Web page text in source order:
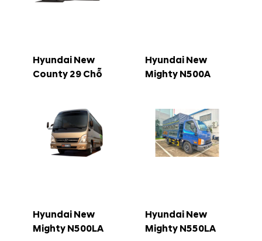
Hyundai New
County 29 Chỗ
Hyundai New
Mighty N500A
Hyundai New
Mighty N500LA
Hyundai New
Mighty N550LA